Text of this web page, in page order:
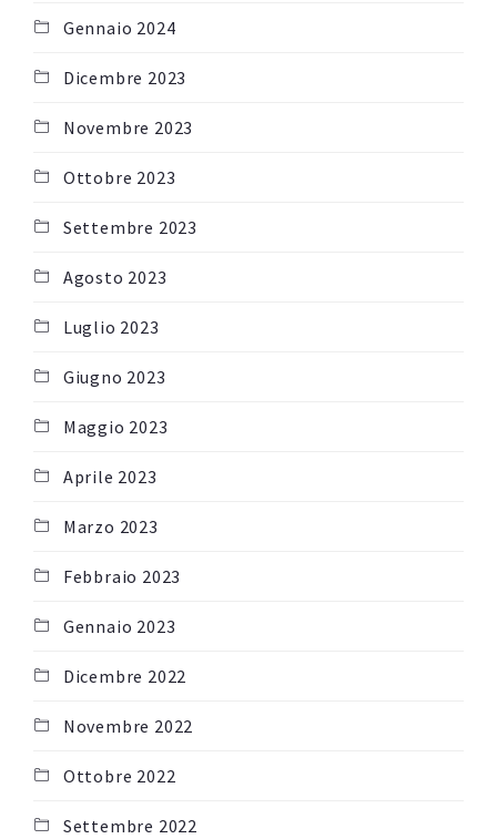
Gennaio 2024
Dicembre 2023
Novembre 2023
Ottobre 2023
Settembre 2023
Agosto 2023
Luglio 2023
Giugno 2023
Maggio 2023
Aprile 2023
Marzo 2023
Febbraio 2023
Gennaio 2023
Dicembre 2022
Novembre 2022
Ottobre 2022
Settembre 2022